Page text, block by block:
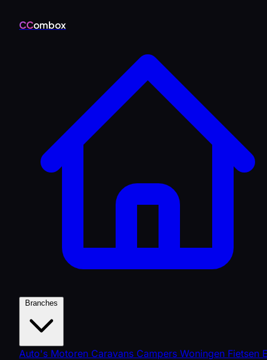
CCombox
Auto's Motoren Caravans Campers Woningen Fietsen